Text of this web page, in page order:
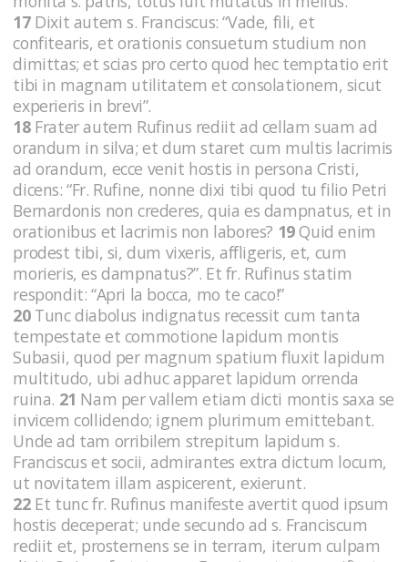
17Dixit autem s. Franciscus: “Vade, fili, et
confitearis, et orationis consuetum studium non
dimittas; et scias pro certo quod hec temptatio erit
tibi in magnam utilitatem et consolationem, sicut
experieris in brevi”.
18Frater autem Rufinus rediit ad cellam suam ad
orandum in silva; et dum staret cum multis lacrimis
ad orandum, ecce venit hostis in persona Cristi,
dicens: “Fr. Rufine, nonne dixi tibi quod tu filio Petri
Bernardonis non crederes, quia es dampnatus, et in
orationibus et lacrimis non labores? 19Quid enim
prodest tibi, si, dum vixeris, affligeris, et, cum
morieris, es dampnatus?”. Et fr. Rufinus statim
respondit: “Apri la bocca, mo te caco!”
20Tunc diabolus indignatus recessit cum tanta
tempestate et commotione lapidum montis
Subasii, quod per magnum spatium fluxit lapidum
multitudo, ubi adhuc apparet lapidum orrenda
ruina. 21 Nam per vallem etiam dicti montis saxa se
invicem collidendo; ignem plurimum emittebant.
Unde ad tam orribilem strepitum lapidum s.
Franciscus et socii, admirantes extra dictum locum,
ut novitatem illam aspicerent, exierunt.
22Et tunc fr. Rufinus manifeste avertit quod ipsum
hostis deceperat; unde secundo ad s. Franciscum
rediit et, prosternens se in terram, iterum culpam